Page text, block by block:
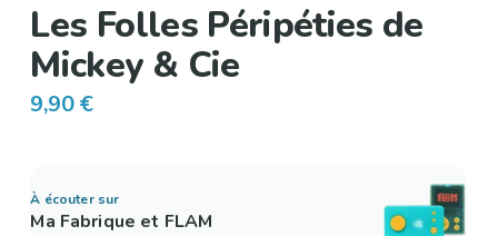
Les Folles Péripéties de
Mickey & Cie
9,90 €
À écouter sur
Ma Fabrique et FLAM